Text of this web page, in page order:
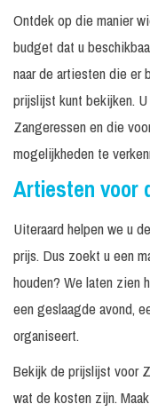
Ontdek op die manier
budget dat u
naar de artiesten die er
prijslijst kunt bekijken.
Zangeressen en die
mogelijkheden te
Artiesten voor
Uiteraard helpen we u
prijs. Dus zoekt u een
houden? We laten zien
een geslaagde avond,
organiseert.
Bekijk de prijslijst voor
wat de kosten zijn.